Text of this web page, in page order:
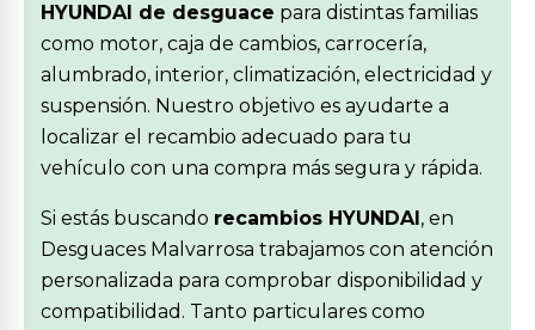
HYUNDAI de desguace para distintas familias
como motor, caja de cambios, carrocería,
alumbrado, interior, climatización, electricidad y
suspensión. Nuestro objetivo es ayudarte a
localizar el recambio adecuado para tu
vehículo con una compra más segura y rápida.
Si estás buscando recambios HYUNDAI, en
Desguaces Malvarrosa trabajamos con atención
personalizada para comprobar disponibilidad y
compatibilidad. Tanto particulares como